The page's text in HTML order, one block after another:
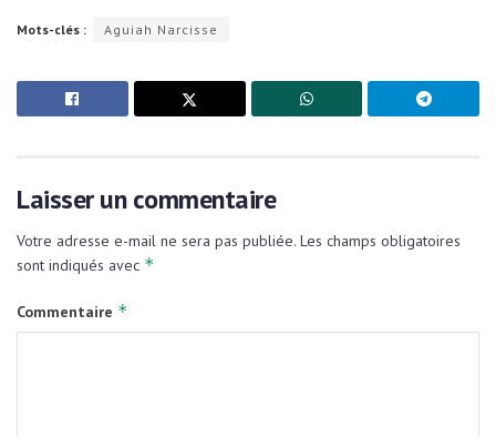
Mots-clés : Aguiah Narcisse
Laisser un commentaire
Votre adresse e-mail ne sera pas publiée. Les champs obligatoires
sont indiqués avec *
Commentaire *